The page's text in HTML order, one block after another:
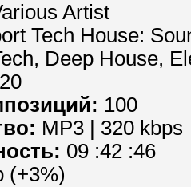
Artist
Tech House:
Deep House,
100
MP3 | 320 kbps
09 :42 :46
(+3%)